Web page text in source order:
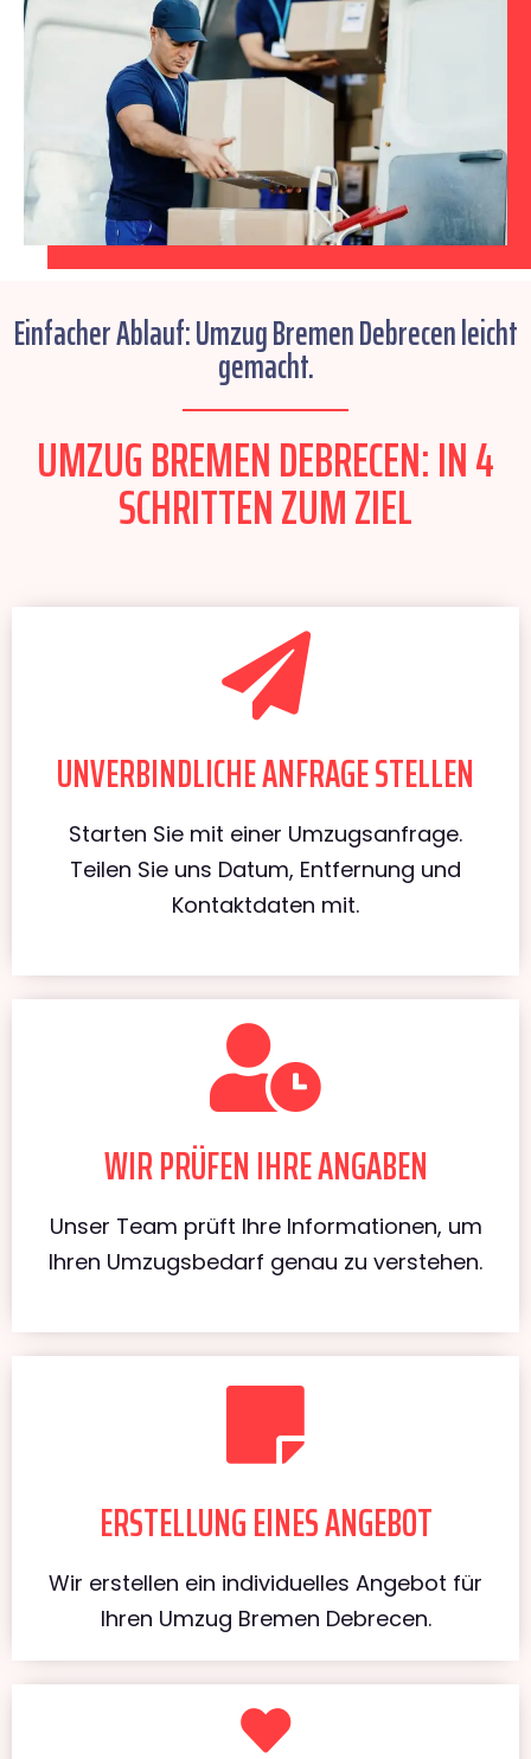
Einfacher Ablauf: Umzug Bremen Debrecen leicht
gemacht.
UMZUG BREMEN DEBRECEN: IN 4
SCHRITTEN ZUM ZIEL
UNVERBINDLICHE ANFRAGE STELLEN
Starten Sie mit einer Umzugsanfrage.
Teilen Sie uns Datum, Entfernung und
Kontaktdaten mit.
WIR PRÜFEN IHRE ANGABEN
Unser Team prüft Ihre Informationen, um
Ihren Umzugsbedarf genau zu verstehen.
ERSTELLUNG EINES ANGEBOT
Wir erstellen ein individuelles Angebot für
Ihren Umzug Bremen Debrecen.